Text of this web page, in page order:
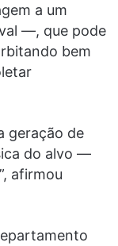
a um
—, que pode
bem
geração de
do alvo —
afirmou